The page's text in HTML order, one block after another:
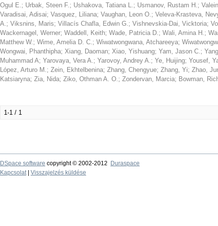
Ogul E.; Urbak, Steen F.; Ushakova, Tatiana L.; Usmanov, Rustam H.;
Varadisai, Adisai; Vasquez, Liliana; Vaughan, Leon O.; Veleva-Krasteva,
A.; Viksnins, Maris; Villacís Chafla, Edwin G.; Vishnevskia-Dai, Vicktoria;
Wackernagel, Werner; Waddell, Keith; Wade, Patricia D.; Wali, Amina H.;
Matthew W.; Wime, Amelia D. C.; Wiwatwongwana, Atchareeya;
Wongwai, Phanthipha; Xiang, Daoman; Xiao, Yishuang; Yam, Jason C.;
Muhammad A; Yarovaya, Vera A.; Yarovoy, Andrey A.; Ye, Huijing; Yousef,
López, Arturo M.; Zein, Ekhtelbenina; Zhang, Chengyue; Zhang, Yi; Zhao,
Katsiaryna; Zia, Nida; Ziko, Othman A. O.; Zondervan, Marcia; Bowman,
1-1 / 1
DSpace software copyright © 2002-2012
Duraspace
Kapcsolat| Visszajelzés küldése